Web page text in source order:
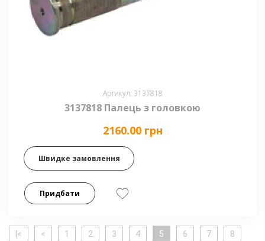
Артикул: 3137818
3137818 Палець з головкою
2160.00 грн
Швидке замовлення
Придбати
|< < 1 2 3 4 5 6 7 8